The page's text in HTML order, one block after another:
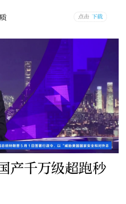
产千万级超跑秒